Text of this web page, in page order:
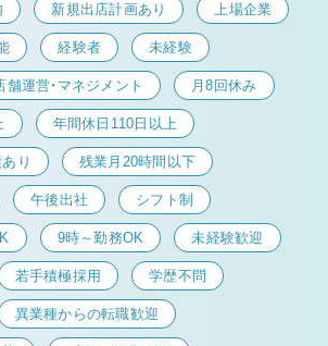
新規出店計画あり 上場企業
経験者 未経験
舗運営・マネジメント 月8回休み
年間休日110日以上
り 残業月20時間以下
午後出社 シフト制
9時～勤務OK 未経験歓迎
若手積極採用 学歴不問
異業種からの転職歓迎